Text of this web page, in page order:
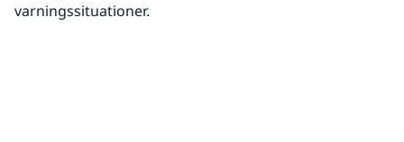
varningssituationer.